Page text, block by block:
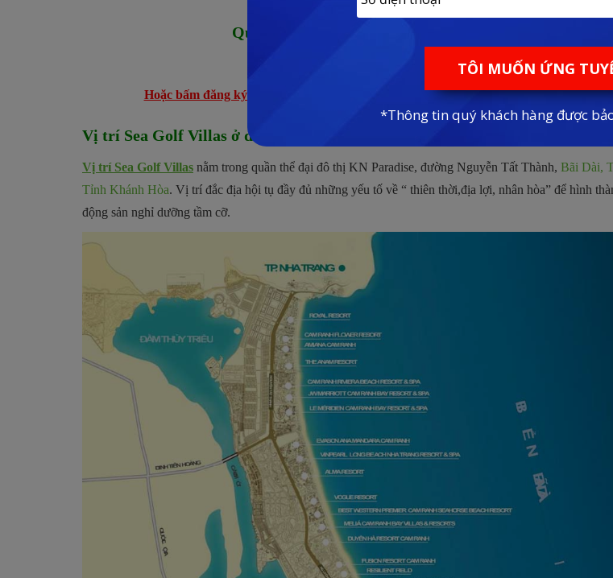
Quý khách muốn mua dự án
Hoặc bấm đăng ký nhận BẢNG GIÁ – CHÍNH SÁCH BÁN HÀNG mới nhất năm
Vị trí Sea Golf Villas ở đâu? Có gì tiềm năng?
Vị trí Sea Golf Villas nằm trong quần thể đại đô thị KN Paradise, đường Nguyễn Tất Thành, Bãi Dài,
Tỉnh Khánh Hòa. Vị trí đắc địa hội tụ đầy đủ những yếu tố về “ thiên thời,địa lợi, nhân hòa” để hình
động sản nghỉ dưỡng tầm cỡ.